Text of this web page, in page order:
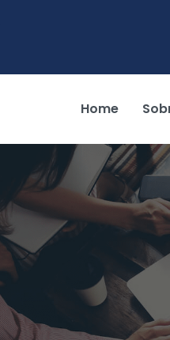
Home